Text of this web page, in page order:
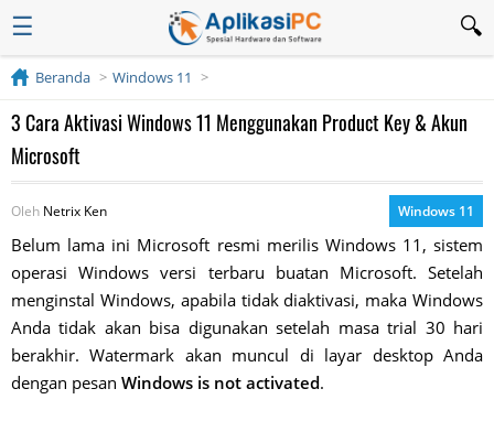
☰
Beranda Windows 11
3 Cara Aktivasi Windows 11 Menggunakan Product Key & Akun
Microsoft
Oleh Netrix Ken Windows 11
Belum lama ini Microsoft resmi merilis Windows 11, sistem
operasi Windows versi terbaru buatan Microsoft. Setelah
menginstal Windows, apabila tidak diaktivasi, maka Windows
Anda tidak akan bisa digunakan setelah masa trial 30 hari
berakhir. Watermark akan muncul di layar desktop Anda
dengan pesan Windows is not activated.